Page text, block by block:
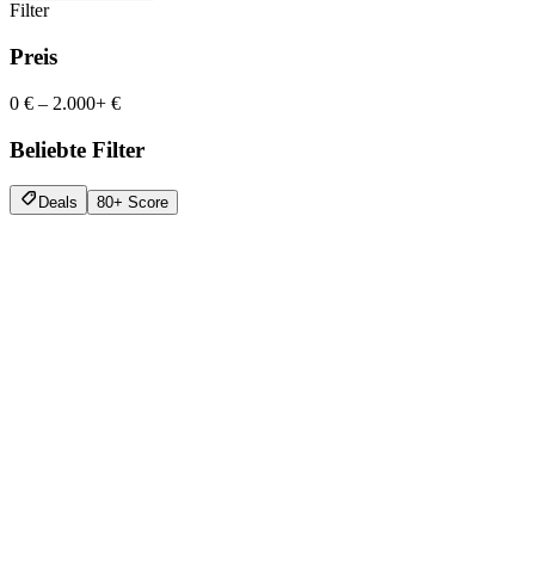
Filter
Preis
0 € – 2.000+ €
Beliebte Filter
Deals 80+ Score